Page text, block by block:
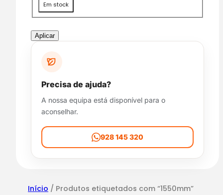
a
i
p
b
a
d
e
Em stock
Aplicar
Precisa de ajuda?
A nossa equipa está disponível para o
aconselhar.
928 145 320
Início / Produtos etiquetados com “1550mm”